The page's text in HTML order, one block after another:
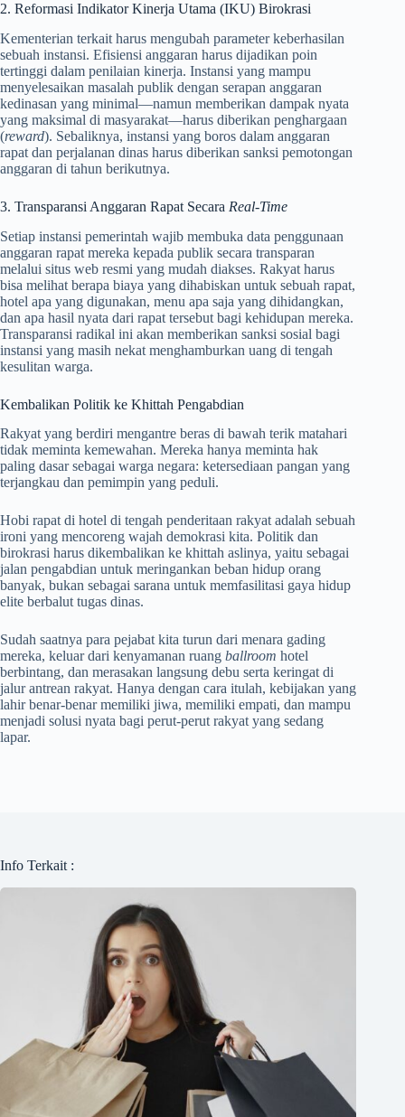
2. Reformasi Indikator Kinerja Utama (IKU) Birokrasi
Kementerian terkait harus mengubah parameter keberhasilan
sebuah instansi. Efisiensi anggaran harus dijadikan poin
tertinggi dalam penilaian kinerja. Instansi yang mampu
menyelesaikan masalah publik dengan serapan anggaran
kedinasan yang minimal—namun memberikan dampak nyata
yang maksimal di masyarakat—harus diberikan penghargaan
(reward). Sebaliknya, instansi yang boros dalam anggaran
rapat dan perjalanan dinas harus diberikan sanksi pemotongan
anggaran di tahun berikutnya.
3. Transparansi Anggaran Rapat Secara Real-Time
Setiap instansi pemerintah wajib membuka data penggunaan
anggaran rapat mereka kepada publik secara transparan
melalui situs web resmi yang mudah diakses. Rakyat harus
bisa melihat berapa biaya yang dihabiskan untuk sebuah rapat,
hotel apa yang digunakan, menu apa saja yang dihidangkan,
dan apa hasil nyata dari rapat tersebut bagi kehidupan mereka.
Transparansi radikal ini akan memberikan sanksi sosial bagi
instansi yang masih nekat menghamburkan uang di tengah
kesulitan warga.
Kembalikan Politik ke Khittah Pengabdian
Rakyat yang berdiri mengantre beras di bawah terik matahari
tidak meminta kemewahan. Mereka hanya meminta hak
paling dasar sebagai warga negara: ketersediaan pangan yang
terjangkau dan pemimpin yang peduli.
Hobi rapat di hotel di tengah penderitaan rakyat adalah sebuah
ironi yang mencoreng wajah demokrasi kita. Politik dan
birokrasi harus dikembalikan ke khittah aslinya, yaitu sebagai
jalan pengabdian untuk meringankan beban hidup orang
banyak, bukan sebagai sarana untuk memfasilitasi gaya hidup
elite berbalut tugas dinas.
Sudah saatnya para pejabat kita turun dari menara gading
mereka, keluar dari kenyamanan ruang ballroom hotel
berbintang, dan merasakan langsung debu serta keringat di
jalur antrean rakyat. Hanya dengan cara itulah, kebijakan yang
lahir benar-benar memiliki jiwa, memiliki empati, dan mampu
menjadi solusi nyata bagi perut-perut rakyat yang sedang
lapar.
Info Terkait :